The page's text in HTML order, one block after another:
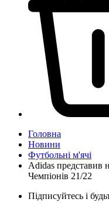
Головна
Новини
Футбольні м'ячі
Adidas представив
Чемпіонів 21/22
Підписуйтесь і